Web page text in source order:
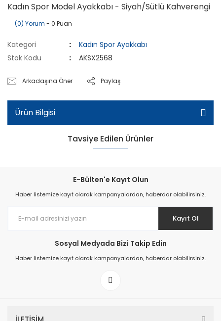
Kadın Spor Model Ayakkabı - Siyah/Sütlü Kahverengi
(0) Yorum - 0 Puan
Kategori
Kadın Spor Ayakkabı
Stok Kodu
AKSX2568
Arkadaşına Öner Paylaş
Ürün Bilgisi
Tavsiye Edilen Ürünler
E-Bülten'e Kayıt Olun
Haber listemize kayıt olarak kampanyalardan, haberdar olabilirsiniz.
Kayıt Ol
Sosyal Medyada Bizi Takip Edin
Haber listemize kayıt olarak kampanyalardan, haberdar olabilirsiniz.